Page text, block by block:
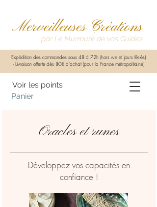
Merveilleuses Créations
Panier
Expédition des commandes sous 48 à 72h (hors we et jours fériés)
- Livraison offerte dès 80€ d'achat (pour la France métropolitaine)
par Le Murmure de vos Guides
Voir les points
Oracles et runes
Développez vos capacités en
confiance !